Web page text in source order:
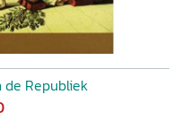
Republiek